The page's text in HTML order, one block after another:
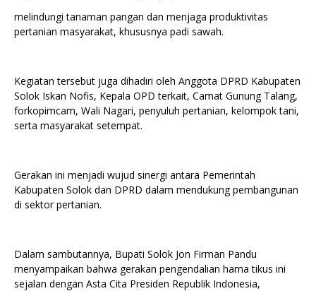
melindungi tanaman pangan dan menjaga produktivitas
pertanian masyarakat, khususnya padi sawah.
Kegiatan tersebut juga dihadiri oleh Anggota DPRD Kabupaten
Solok Iskan Nofis, Kepala OPD terkait, Camat Gunung Talang,
forkopimcam, Wali Nagari, penyuluh pertanian, kelompok tani,
serta masyarakat setempat.
Gerakan ini menjadi wujud sinergi antara Pemerintah
Kabupaten Solok dan DPRD dalam mendukung pembangunan
di sektor pertanian.
Dalam sambutannya, Bupati Solok Jon Firman Pandu
menyampaikan bahwa gerakan pengendalian hama tikus ini
sejalan dengan Asta Cita Presiden Republik Indonesia,